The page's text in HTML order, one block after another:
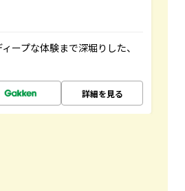
ープな体験まで深堀りした、
詳細を見る